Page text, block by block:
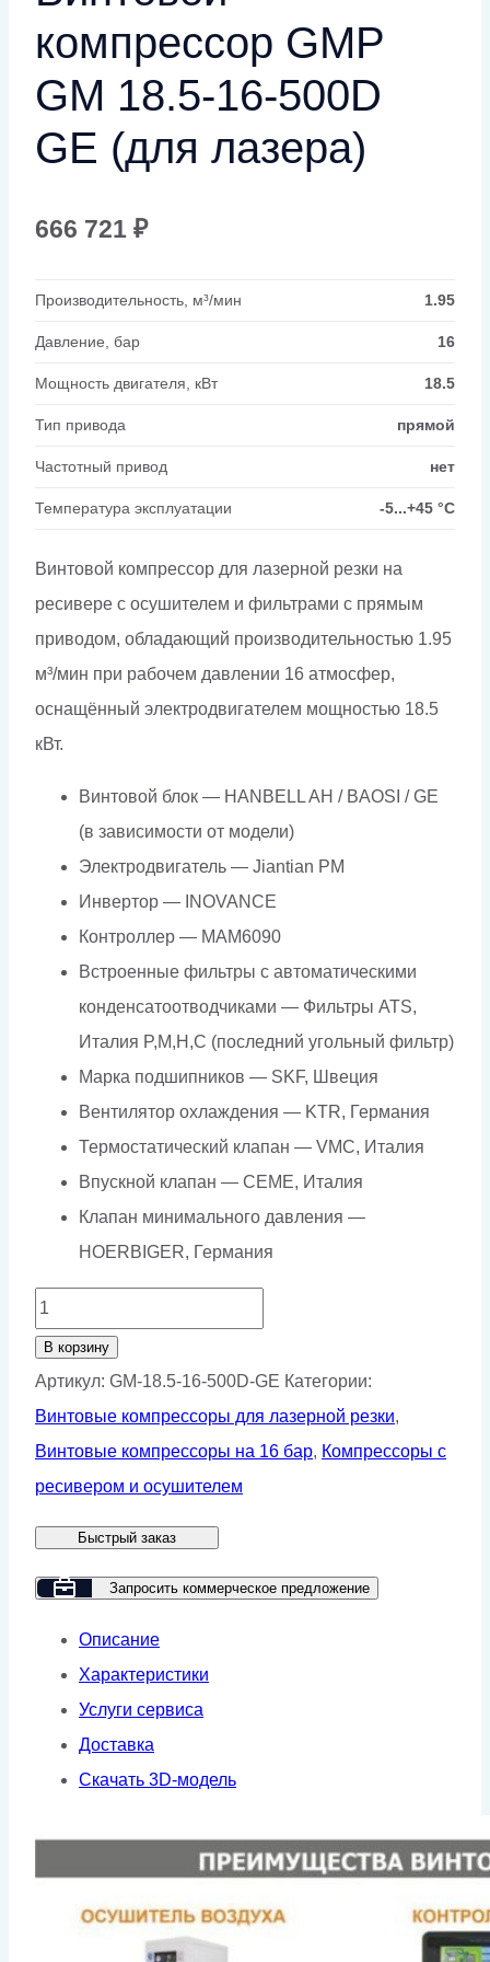
компрессор GMP
GM 18.5-16-500D
GE (для лазера)
666 721 ₽
Производительность, м³/мин 1.95
Давление, бар 16
Мощность двигателя, кВт 18.5
Тип привода прямой
Частотный привод нет
Температура эксплуатации -5...+45 °C
Винтовой компрессор для лазерной резки на
ресивере с осушителем и фильтрами с прямым
приводом, обладающий производительностью 1.95
м³/мин при рабочем давлении 16 атмосфер,
оснащённый электродвигателем мощностью 18.5
кВт.
Винтовой блок — HANBELL AH / BAOSI / GE
(в зависимости от модели)
Электродвигатель — Jiantian PM
Инвертор — INOVANCE
Контроллер — МАМ6090
Встроенные фильтры с автоматическими
конденсатоотводчиками — Фильтры ATS,
Италия P,M,H,C (последний угольный фильтр)
Марка подшипников — SKF, Швеция
Вентилятор охлаждения — KTR, Германия
Термостатический клапан — VMC, Италия
Впускной клапан — CEME, Италия
Клапан минимального давления —
HOERBIGER, Германия
Количество
товара
Винтовой
компрессор
GMP
GM
16-
500D
лазера)
В корзину
Артикул: GM-18.5-16-500D-GE Категории:
Винтовые компрессоры для лазерной резки,
Винтовые компрессоры на 16 бар, Компрессоры с
ресивером и осушителем
Быстрый заказ
Запросить коммерческое предложение
Описание
Характеристики
Услуги сервиса
Доставка
Скачать 3D-модель